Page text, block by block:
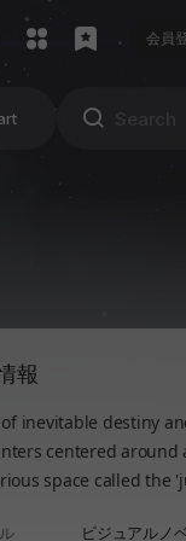
会員
報
inevitable destiny
centered around
space called the
ビジュアルノ